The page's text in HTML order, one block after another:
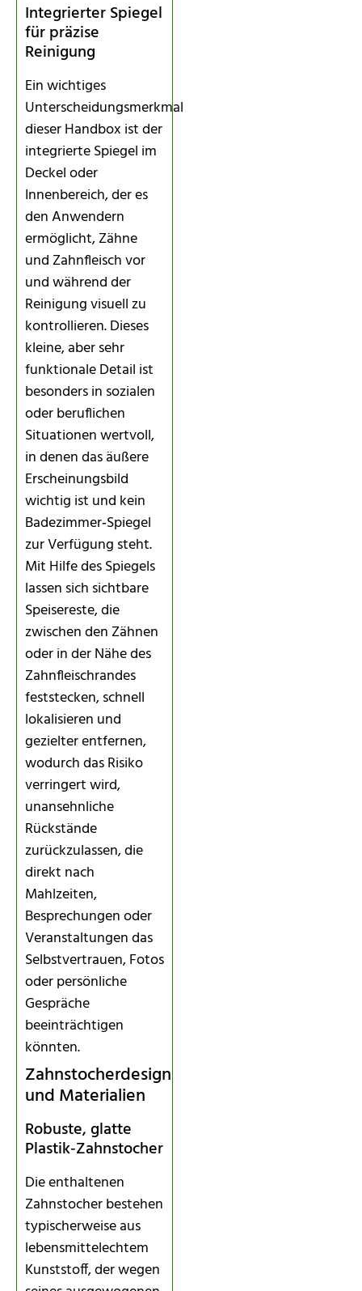
Integrierter Spiegel
für präzise
Reinigung
Ein wichtiges
Unterscheidungsmerkmal
dieser Handbox ist der
integrierte Spiegel im
Deckel oder
Innenbereich, der es
den Anwendern
ermöglicht, Zähne
und Zahnfleisch vor
und während der
Reinigung visuell zu
kontrollieren. Dieses
kleine, aber sehr
funktionale Detail ist
besonders in sozialen
oder beruflichen
Situationen wertvoll,
in denen das äußere
Erscheinungsbild
wichtig ist und kein
Badezimmer‑Spiegel
zur Verfügung steht.
Mit Hilfe des Spiegels
lassen sich sichtbare
Speisereste, die
zwischen den Zähnen
oder in der Nähe des
Zahnfleischrandes
feststecken, schnell
lokalisieren und
gezielter entfernen,
wodurch das Risiko
verringert wird,
unansehnliche
Rückstände
zurückzulassen, die
direkt nach
Mahlzeiten,
Besprechungen oder
Veranstaltungen das
Selbstvertrauen, Fotos
oder persönliche
Gespräche
beeinträchtigen
könnten.
Zahnstocherdesign
und Materialien
Robuste, glatte
Plastik‑Zahnstocher
Die enthaltenen
Zahnstocher bestehen
typischerweise aus
lebensmittelechtem
Kunststoff, der wegen